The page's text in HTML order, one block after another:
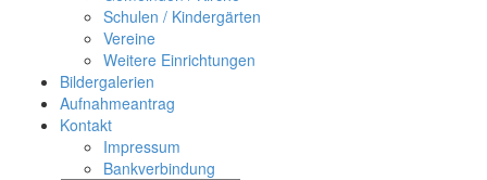
Schulen / Kindergärten
Vereine
Weitere Einrichtungen
Bildergalerien
Aufnahmeantrag
Kontakt
Impressum
Bankverbindung